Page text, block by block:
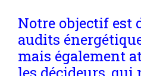
Notre objectif est
audits
mais également
les décideurs, qui